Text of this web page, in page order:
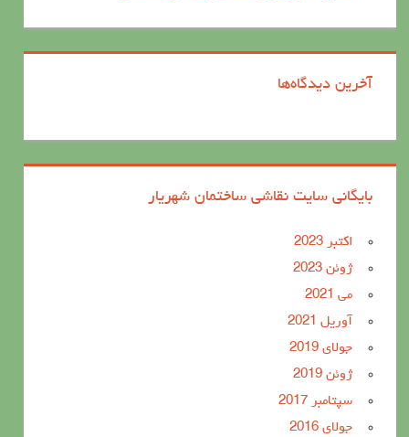
آخرین دیدگاه‌ها
بایگانی سایت نقاشی ساختمان شهریار
اکتبر 2023
ژوئن 2023
می 2021
آوریل 2021
جولای 2019
ژوئن 2019
سپتامبر 2017
جولای 2016